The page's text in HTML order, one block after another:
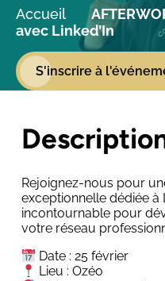
Accueil
avec Linked’In
S'inscrire à
Rejoignez-nous pour
exceptionnelle dédiée à
incontournable pour
votre réseau
Date : 25 février
Lieu : Ozéo